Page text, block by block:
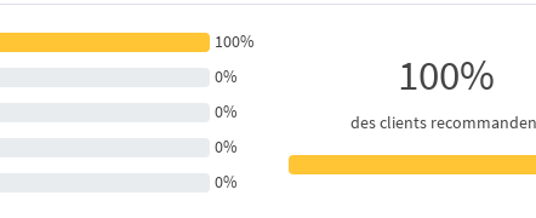
100%
0%
0%
0%
0%
100%
des clients